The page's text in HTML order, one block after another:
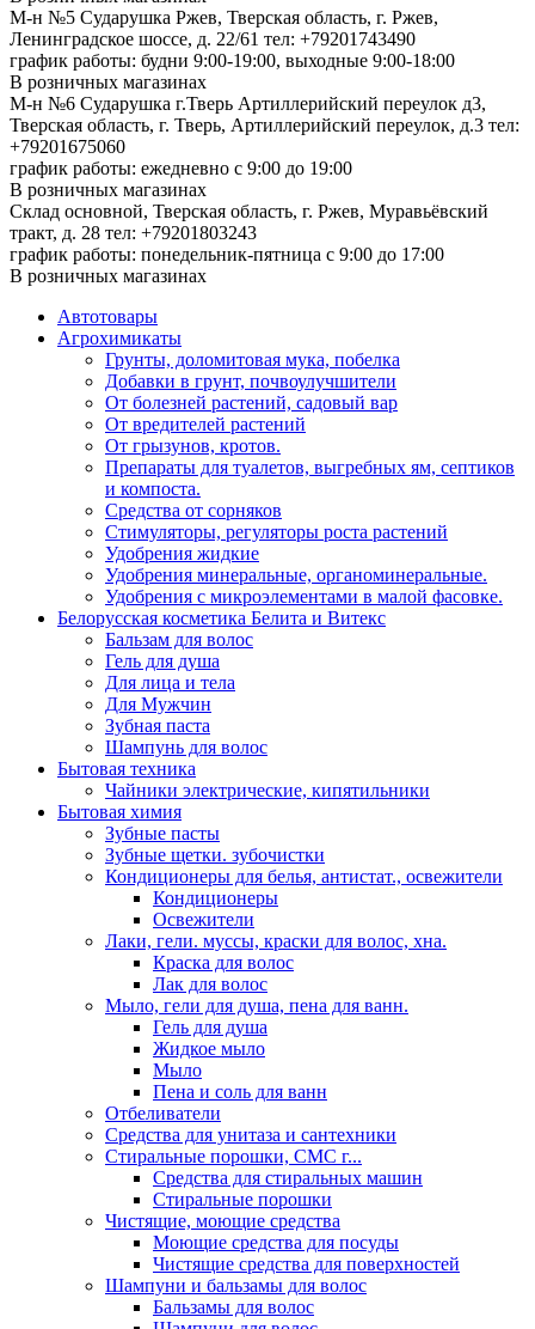
М-н №5 Сударушка Ржев, Тверская область, г. Ржев,
Ленинградское шоссе, д. 22/61 тел: +79201743490
график работы: будни 9:00-19:00, выходные 9:00-18:00
В розничных магазинах
М-н №6 Сударушка г.Тверь Артиллерийский переулок д3,
Тверская область, г. Тверь, Артиллерийский переулок, д.3 тел:
+79201675060
график работы: ежедневно с 9:00 до 19:00
В розничных магазинах
Склад основной, Тверская область, г. Ржев, Муравьёвский
тракт, д. 28 тел: +79201803243
график работы: понедельник-пятница с 9:00 до 17:00
В розничных магазинах
Автотовары
Агрохимикаты
Грунты, доломитовая мука, побелка
Добавки в грунт, почвоулучшители
От болезней растений, садовый вар
От вредителей растений
От грызунов, кротов.
Препараты для туалетов, выгребных ям, септиков
и компоста.
Средства от сорняков
Стимуляторы, регуляторы роста растений
Удобрения жидкие
Удобрения минеральные, органоминеральные.
Удобрения с микроэлементами в малой фасовке.
Белорусская косметика Белита и Витекс
Бальзам для волос
Гель для душа
Для лица и тела
Для Мужчин
Зубная паста
Шампунь для волос
Бытовая техника
Чайники электрические, кипятильники
Бытовая химия
Зубные пасты
Зубные щетки. зубочистки
Кондиционеры для белья, антистат., освежители
Кондиционеры
Освежители
Лаки, гели. муссы, краски для волос, хна.
Краска для волос
Лак для волос
Мыло, гели для душа, пена для ванн.
Гель для душа
Жидкое мыло
Мыло
Пена и соль для ванн
Отбеливатели
Средства для унитаза и сантехники
Стиральные порошки, СМС г...
Средства для стиральных машин
Стиральные порошки
Чистящие, моющие средства
Моющие средства для посуды
Чистящие средства для поверхностей
Шампуни и бальзамы для волос
Бальзамы для волос